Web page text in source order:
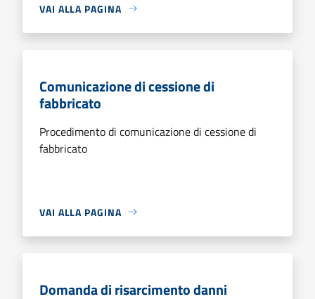
VAI ALLA PAGINA
Comunicazione di cessione di
fabbricato
Procedimento di comunicazione di cessione di
fabbricato
VAI ALLA PAGINA
Domanda di risarcimento danni